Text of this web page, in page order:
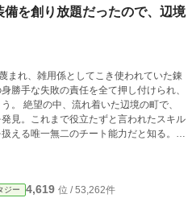
を創り放題だったので、辺境
まれ、雑用係としてこき使われていた錬
勝手な失敗の責任を全て押し付けられ、
。 絶望の中、流れ着いた辺境の町で、
見。これまで役立たずと言われたスキル
える唯一無二のチート能力だと知る。
は、彼の作る規格外のアイテムを求め
で訪れるようになり、賑やかで幸せな
パーティは没落の一途を辿り、今更に
「もう、遅いんです」 これは、不遇だ
ジー 4,619 位 / 53,262件